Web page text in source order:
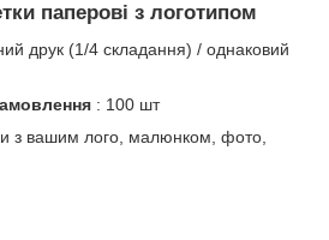
паперові з логотипом
друк (1/4 складання) / однаковий
: 100 шт
з вашим лого, малюнком, фото,